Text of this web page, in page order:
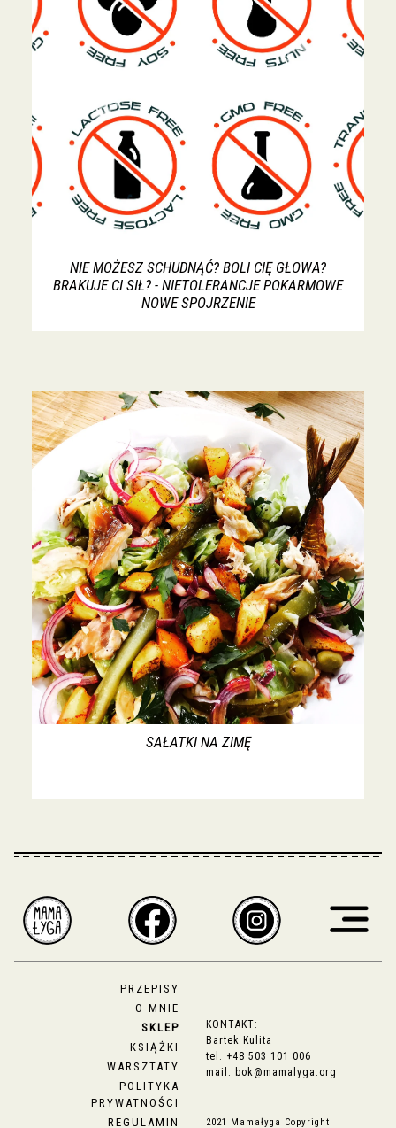
NIE MOŻESZ SCHUDNĄĆ? BOLI CIĘ GŁOWA?
BRAKUJE CI SIŁ? - NIETOLERANCJE POKARMOWE
NOWE SPOJRZENIE
SAŁATKI NA ZIMĘ
PRZEPISY
O MNIE
SKLEP
KSIĄŻKI
WARSZTATY
POLITYKA
PRYWATNOŚCI
REGULAMIN
KONTAKT:
Bartek Kulita
tel. +48 503 101 006
mail: bok@mamalyga.org
2021 Mamałyga Copyright